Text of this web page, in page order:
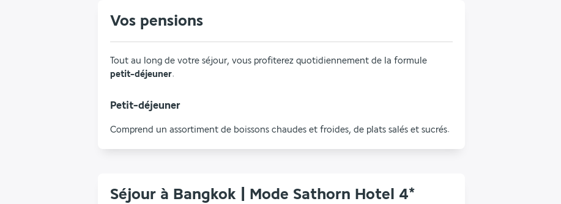
Vos pensions
petit-déjeuner.
Petit-déjeuner
Comprend un assortiment de boissons chaudes et froides, de plats salés et sucrés.
Séjour à Bangkok | Mode Sathorn Hotel 4*